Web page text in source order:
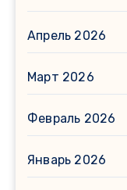
Апрель 2026
Март 2026
Февраль 2026
Январь 2026